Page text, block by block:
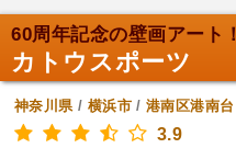
60周年記念の壁画アート！
カトウスポーツ
神奈川県/ 横浜市/港南区港南台
3.9